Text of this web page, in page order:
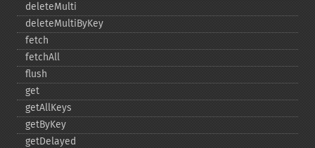
deleteMulti
deleteMultiByKey
fetch
fetchAll
flush
get
getAllKeys
getByKey
getDelayed